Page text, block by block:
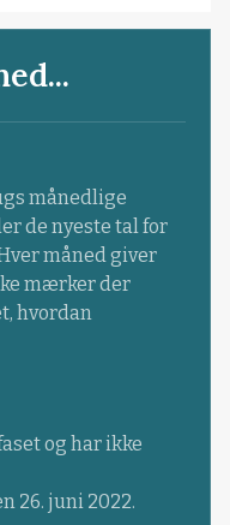
månedlige
de nyeste tal for
måned giver
mærker der
hvordan
og har ikke
26. juni 2022.